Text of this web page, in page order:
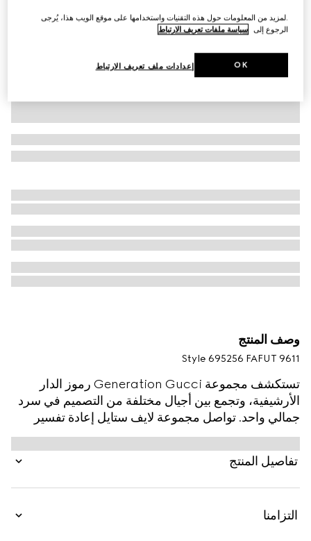
وصف المنتج
Style ‎695256 FAFUT 9611
تستكشف مجموعة Generation Gucci رموز الدار
الأرشيفية، وتجمع بين أجيال مختلفة من التصميم في سرد
جمالي واحد. تواصل مجموعة لايف ستايل إعادة تفسير
الزخارف المميّزة باستخدام مواد فاخرة، وحرفية معقدة،
وألوان غنية، مثل شعار GG المميّز على هذا التصميم.
تفاصيل المنتج
التزامنا
.لمزيد من المعلومات حول هذه التقنيات واستخدامها على موقع الويب هذا، يُرجى
الرجوع إلى سياسة ملفات تعريف الارتباط
إعدادات ملف تعريف الارتباط OK